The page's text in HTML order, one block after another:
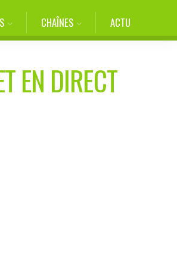
CHAÎNES ACTU
EN DIRECT